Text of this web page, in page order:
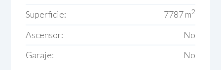
Superficie:
7787 m2
Ascensor:
No
Garaje:
No